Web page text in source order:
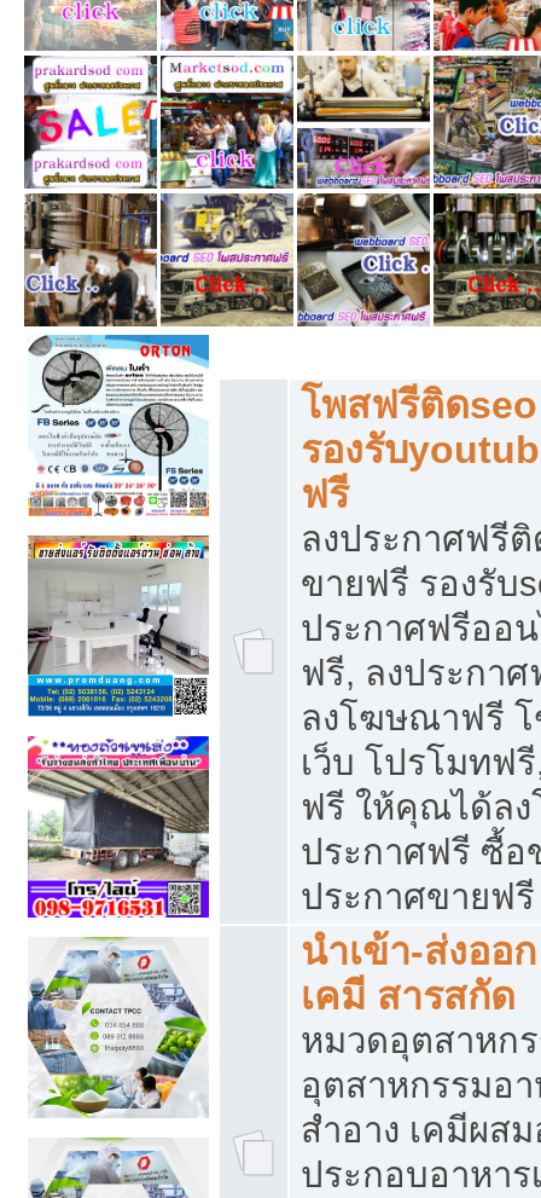
โพสฟรีติด
รองรับ
ฟรี
ลงประกาศฟรีติ
ขายฟรี รองรับ
ประกาศฟรีออ
ฟรี, ลงประกา
ลงโฆษณาฟรี
เว็บ โปรโมทฟ
ฟรี ให้คุณได้ล
ประกาศฟรี ซื้อ
ประกาศขายฟรี
นำเข้า-ส่งออ
เคมี สารสกัด
หมวดอุตสาหก
อุตสาหกรรมอา
สำอาง เคมีผส
ประกอบอาหาร